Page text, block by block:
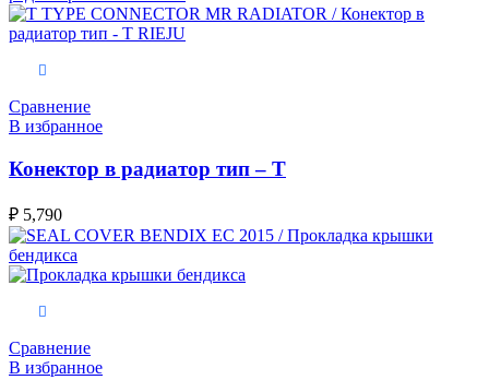
Сравнение
В избранное
Конектор в радиатор тип – Т
₽ 5,790
Сравнение
В избранное